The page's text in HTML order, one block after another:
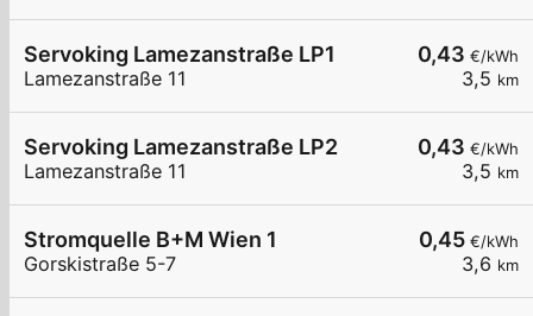
0,43 €/kWh
3,5 km
Servoking Lamezanstraße LP1
Lamezanstraße 11
0,43 €/kWh
3,5 km
Servoking Lamezanstraße LP2
Lamezanstraße 11
0,45 €/kWh
3,6 km
Stromquelle B+M Wien 1
Gorskistraße 5-7